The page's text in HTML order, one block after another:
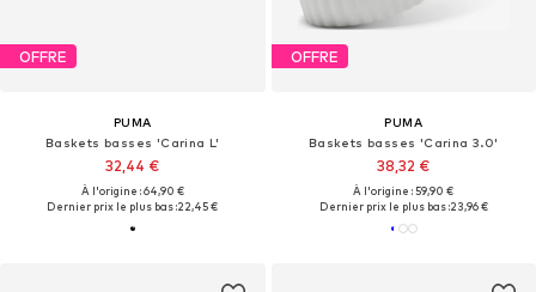
OFFRE
PUMA
Baskets basses 'Carina L'
32,44 €
À l'origine : 64,90 €
Dernier prix le plus bas :22,45 €
OFFRE
PUMA
Baskets basses 'Carina 3.0'
38,32 €
À l'origine : 59,90 €
Dernier prix le plus bas :23,96 €